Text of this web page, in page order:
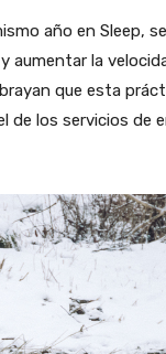
año en Sleep,
aumentar la
que esta
los servicios de